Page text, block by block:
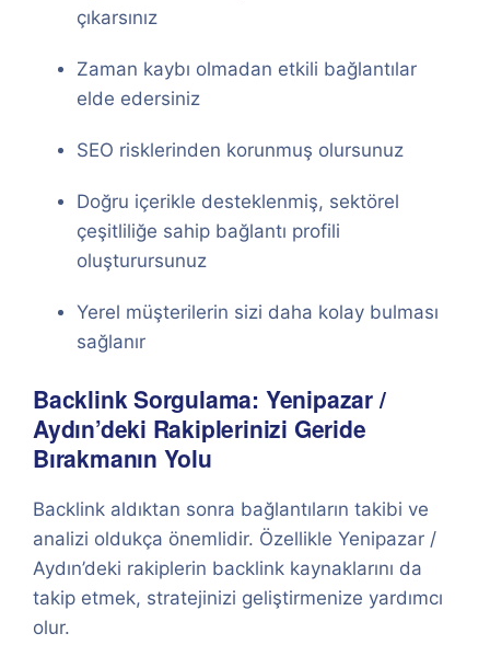
çıkarsınız
Zaman kaybı olmadan etkili bağlantılar
elde edersiniz
SEO risklerinden korunmuş olursunuz
Doğru içerikle desteklenmiş, sektörel
çeşitliliğe sahip bağlantı profili
oluşturursunuz
Yerel müşterilerin sizi daha kolay bulması
sağlanır
Backlink Sorgulama: Yenipazar /
Aydın’deki Rakiplerinizi Geride
Bırakmanın Yolu
Backlink aldıktan sonra bağlantıların takibi ve
analizi oldukça önemlidir. Özellikle Yenipazar /
Aydın’deki rakiplerin backlink kaynaklarını da
takip etmek, stratejinizi geliştirmenize yardımcı
olur.